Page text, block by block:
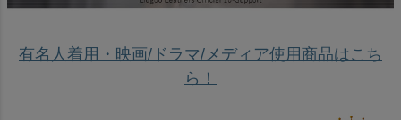
有名人着用・映画/ドラマ/メディア使用商品はこち
ら！